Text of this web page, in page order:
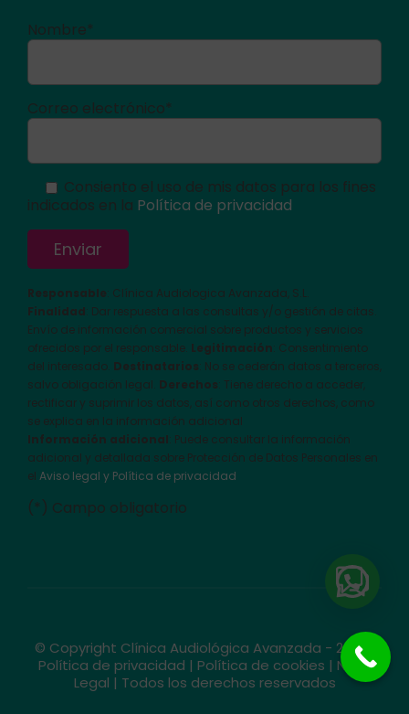
Nombre*
Correo electrónico*
Consiento el uso de mis datos para los fines
indicados en la Política de privacidad
Responsable : Clínica Audiologica Avanzada, S.L.
Finalidad : Dar respuesta a las consultas y/o gestión de citas.
Envío de información comercial sobre productos y servicios
ofrecidos por el responsable. Legitimación : Consentimiento
del interesado. Destinatarios : No se cederán datos a terceros,
salvo obligación legal. Derechos : Tiene derecho a acceder,
rectificar y suprimir los datos, así como otros derechos, como
se explica en la información adicional
Información adicional : Puede consultar la información
adicional y detallada sobre Protección de Datos Personales en
el Aviso legal y Política de privacidad
(*) Campo obligatorio
© Copyright Clínica Audiológica Avanzada - 2026 |
Política de privacidad | Política de cookies | Nota
Legal | Todos los derechos reservados